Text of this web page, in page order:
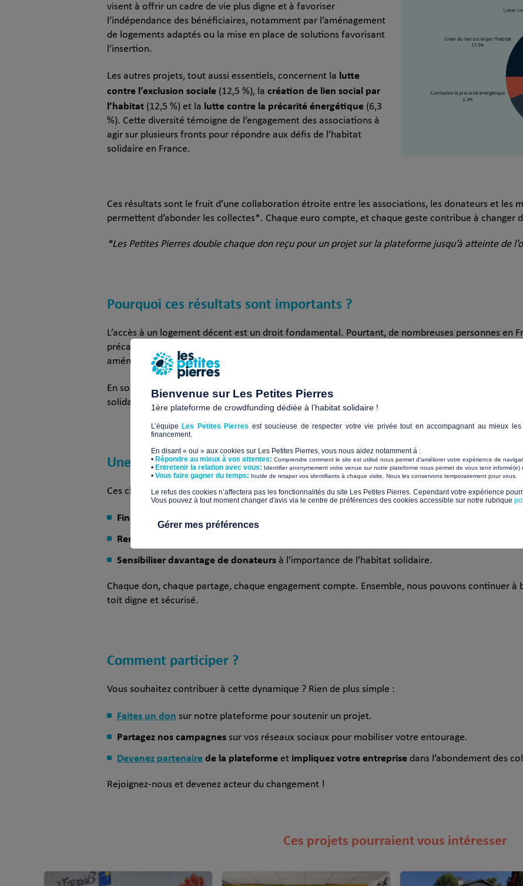
visent à offrir un cadre de vie plus digne et à favoriser
l’indépendance des bénéficiaires, notamment par l’aménagement
de logements adaptés ou la mise en place de solutions favorisant
l’insertion.
Les autres projets, tout aussi essentiels, concernent la lutte
contre l’exclusion sociale (12,5 %), la création de lien social par
l’habitat (12,5 %) et la lutte contre la précarité énergétique (6,3
%). Cette diversité témoigne de l’engagement des associations à
agir sur plusieurs fronts pour répondre aux défis de l’habitat
solidaire en France.
Ces résultats sont le fruit d’une collaboration étroite entre les associations, les donateurs et les
permettent d’abonder les collectes*. Chaque euro compte, et chaque geste contribue à changer
*Les Petites Pierres double chaque don reçu pour un projet sur la plateforme jusqu’à atteinte de
Pourquoi ces résultats sont importants ?
L’accès à un logement décent est un droit fondamental. Pourtant, de nombreuses personnes en
précaires. Les projets financés en 2025 ont eu un impact concret : rénovation d’habitats
aménagement d’espaces collectifs favorisant le lien social.
En soutenant ces initiatives, Les Petites Pierres agit pour
solidarité digitale est une solution efficace pour répondre à des besoins urgents.
Une communauté engagée pour 2026
Ces chiffres ne sont pas une fin en soi, mais un tremplin pour aller encore plus loin. En 2026,
Financer encore plus de projets
Renforcer la mobilisation des entreprises et fondations
Sensibiliser davantage de donateurs à l’importance de l’habitat solidaire.
Chaque don, chaque partage, chaque engagement compte. Ensemble, nous pouvons continuer à
toit digne et sécurisé.
Comment participer ?
Vous souhaitez contribuer à cette dynamique ? Rien de plus simple :
Faites un don sur notre plateforme pour soutenir un projet.
Partagez nos campagnes sur vos réseaux sociaux pour mobiliser votre entourage.
Devenez partenairede la plateforme et impliquez votre entreprise dans l’abondement des
Rejoignez-nous et devenez acteur du changement !
Ces projets pourraient vous intéresser
Bienvenue sur Les Petites Pierres
1ère plateforme de crowdfunding dédiée à l’habitat solidaire !
L’équipeLes Petites Pierres est soucieuse de respecter votre vie privée tout en accompagnant au mieux
financement.
En disant « oui » aux cookies sur Les Petites Pierres, vous nous aidez notamment à :
• Répondre au mieux à vos attentes: Comprendre comment le site est utilisé nous permet d'améliorer votre expérience de
• Entretenir la relation avec vous: Identifier anonymement votre venue sur notre plateforme nous permet de vous tenir informé(e)
​• Vous faire gagner du temps: Inutile de retaper vos identifiants à chaque visite. Nous les conservons temporairement pour vous.
​Le refus des cookies n’affectera pas les fonctionnalités du site Les Petites Pierres. Cependant votre expérience
Vous pouvez à tout moment changer d'avis via le centre de préférences des cookies accessible sur notre rubrique
Gérer mes préférences